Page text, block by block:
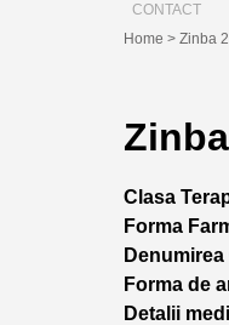
CONTACT
Home > Zinba
Clasa
Forma
Forma de
Detalii